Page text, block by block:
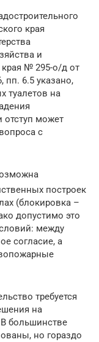
края
и
края № 295-о/д от
пп. 6.5 указано,
туалетов на
может
с
построек
(блокировка –
допустимо это
между
согласие, а
требуется
на
большинстве
но гораздо